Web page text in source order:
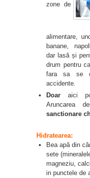
zone de
alimentare,
banane,
dar lasă și
drum pentru
fara sa se
accidente.
Doar aici
Aruncarea
sanctionare
Hidratearea:
Bea apă din
sete
magneziu,
in punctele de